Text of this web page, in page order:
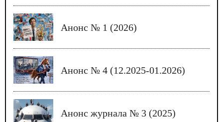
Анонс № 1 (2026)
Анонс № 4 (12.2025-01.2026)
Анонс журнала № 3 (2025)